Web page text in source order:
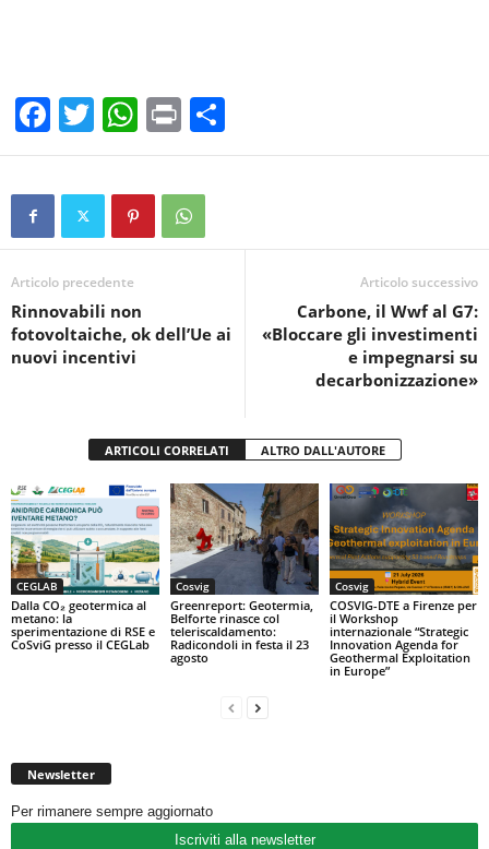
F
a
c
b
o
o
k
T
wi
tt
W
h
at
s
A
p
Pr
in
t
o
vi
Articolo precedente
Rinnovabili non
fotovoltaiche, ok dell’Ue ai
nuovi incentivi
Articolo successivo
Carbone, il Wwf al G7:
«Bloccare gli investimenti
e impegnarsi su
decarbonizzazione»
ARTICOLI CORRELATI ALTRO DALL'AUTORE
CEGLAB
Dalla CO₂ geotermica al
metano: la
sperimentazione di RSE e
CoSviG presso il CEGLab
Cosvig
Greenreport: Geotermia,
Belforte rinasce col
teleriscaldamento:
Radicondoli in festa il 23
agosto
Cosvig
COSVIG-DTE a Firenze per
il Workshop
internazionale “Strategic
Innovation Agenda for
Geothermal Exploitation
in Europe”
Newsletter
Per rimanere sempre aggiornato
Iscriviti alla newsletter